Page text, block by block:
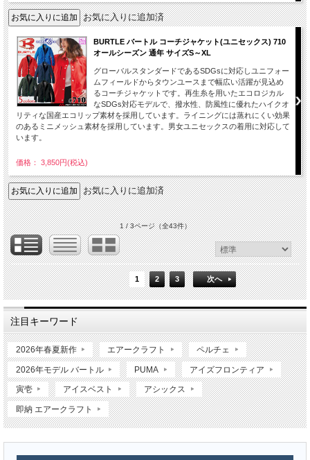
お気に入りに追加済
BURTLE バートル コーチジャケット(ユニセックス) 710
オールシーズン 通年 サイズS～XL
グローバルスタンダードであるSDGsに対応しユニフォー
ムフィールドからタウンユースまで幅広い活躍が見込め
るコーチジャケットです。再生糸を用いたエコロジカル
なSDGs対応モデルで、撥水性、防風性に優れたハイクオ
リティな国産エコリップ素材を採用しています。ライニングには蒸れにくい効果
のあるミニメッシュ素材を採用しています。男女ユニセックスの着用に対応して
います。
価格： 3,850円(税込)
お気に入りに追加済
1 / 3ページ（全43件）
1 2 3 次へ
注目キーワード
2026年春夏新作 エアークラフト ペルチェ
2026年モデル バートル PUMA アイズフロンティア
寅壱 アイスベスト アシックス
即納 エアークラフト